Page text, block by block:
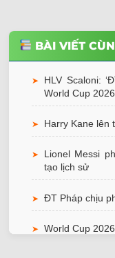
BÀI VIẾT
➤
HLV Scaloni:
World Cup
➤ Harry Kane lên
➤
Lionel Messi
tạo lịch sử
➤ ĐT Pháp chịu
➤ World Cup